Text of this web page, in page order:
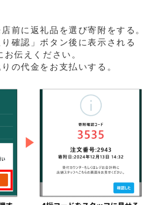
前に返礼品を選び寄附をする。
確認」ボタン後に表示される
伝えください。
の代金をお支払いする。